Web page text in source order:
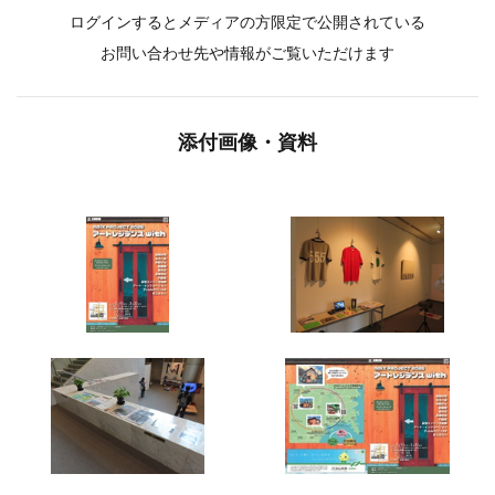
ログインするとメディアの方限定で公開されている
お問い合わせ先や情報がご覧いただけます
添付画像・資料